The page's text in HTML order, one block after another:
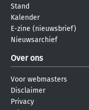
Stand
Kalender
E-zine (nieuwsbrief)
Nieuwsarchief
Over ons
Voor webmasters
Disclaimer
Privacy